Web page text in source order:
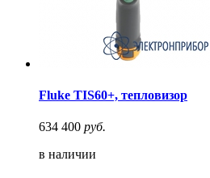
Fluke TIS60+, тепловизор
634 400 руб.
в наличии